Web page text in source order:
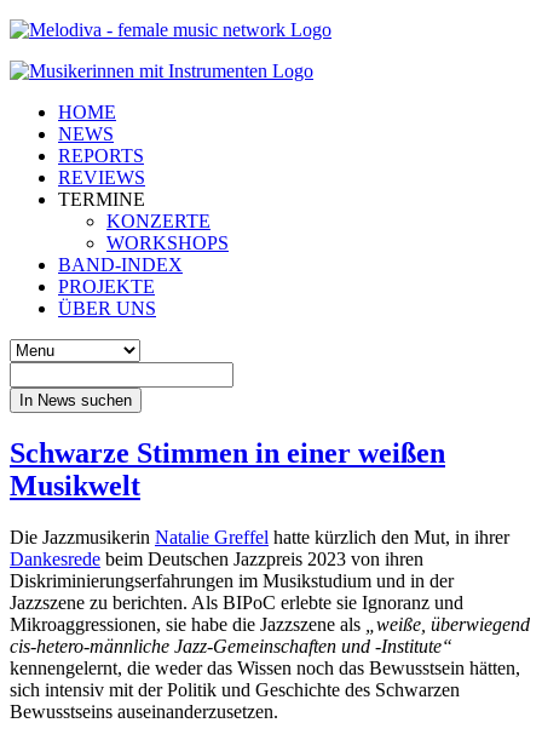
HOME
NEWS
REPORTS
REVIEWS
TERMINE
KONZERTE
WORKSHOPS
BAND-INDEX
PROJEKTE
ÜBER UNS
In News suchen
Schwarze Stimmen in einer weißen
Musikwelt
Die Jazzmusikerin Natalie Greffel hatte kürzlich den Mut, in ihrer
Dankesrede beim Deutschen Jazzpreis 2023 von ihren
Diskriminierungserfahrungen im Musikstudium und in der
Jazzszene zu berichten. Als BIPoC erlebte sie Ignoranz und
Mikroaggressionen, sie habe die Jazzszene als
„weiße, überwiegend
cis-hetero-männliche Jazz-Gemeinschaften und -Institute“
kennengelernt, die weder das Wissen noch das Bewusstsein hätten,
sich intensiv mit der Politik und Geschichte des Schwarzen
Bewusstseins auseinanderzusetzen.